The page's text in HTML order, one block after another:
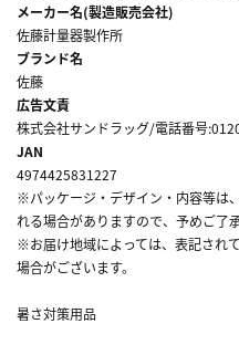
メーカー名(製造販売会社)
佐藤計量器製作所
ブランド名
佐藤
広告文責
株式会社サンドラッグ/電話番号
JAN
4974425831227
※パッケージ・デザイン・内容等は
れる場合がありますので、予めご了
※お届け地域によっては、表記され
場合がございます。
暑さ対策用品